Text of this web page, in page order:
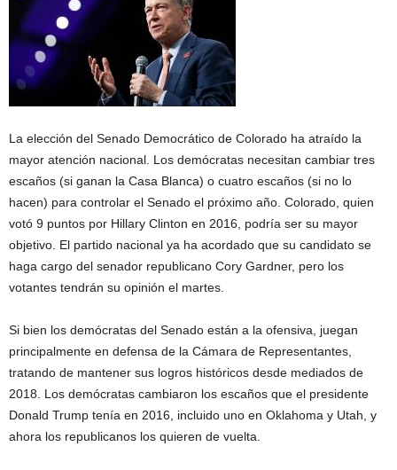
La elección del Senado Democrático de Colorado ha atraído la
mayor atención nacional. Los demócratas necesitan cambiar tres
escaños (si ganan la Casa Blanca) o cuatro escaños (si no lo
hacen) para controlar el Senado el próximo año. Colorado, quien
votó 9 puntos por Hillary Clinton en 2016, podría ser su mayor
objetivo. El partido nacional ya ha acordado que su candidato se
haga cargo del senador republicano Cory Gardner, pero los
votantes tendrán su opinión el martes.
Si bien los demócratas del Senado están a la ofensiva, juegan
principalmente en defensa de la Cámara de Representantes,
tratando de mantener sus logros históricos desde mediados de
2018. Los demócratas cambiaron los escaños que el presidente
Donald Trump tenía en 2016, incluido uno en Oklahoma y Utah, y
ahora los republicanos los quieren de vuelta.